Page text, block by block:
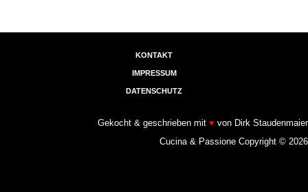
KONTAKT
IMPRESSUM
DATENSCHUTZ
Gekocht & geschrieben mit ♥ von Dirk Staudenmaier
Cucina & Passione Copyright © 2026